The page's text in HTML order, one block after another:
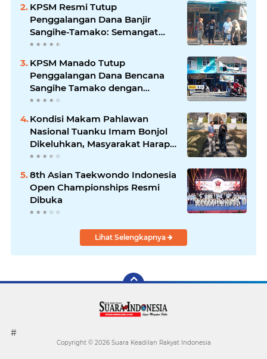
KPSM Resmi Tutup
Penggalangan Dana Banjir
Sangihe-Tamako: Semangat
Kebersamaan & Solidaritas
KPSM Manado Tutup
Penggalangan Dana Bencana
Sangihe Tamako dengan
Semangat Tinggi, Dihadiri
Kondisi Makam Pahlawan
Nasional Tuanku Imam Bonjol
Dikeluhkan, Masyarakat Harap
Pemerintah Segera Lakukan
8th Asian Taekwondo Indonesia
Open Championships Resmi
Dibuka
Lihat Selengkapnya
#
Copyright © 2026 Suara Keadilan Rakyat Indonesia